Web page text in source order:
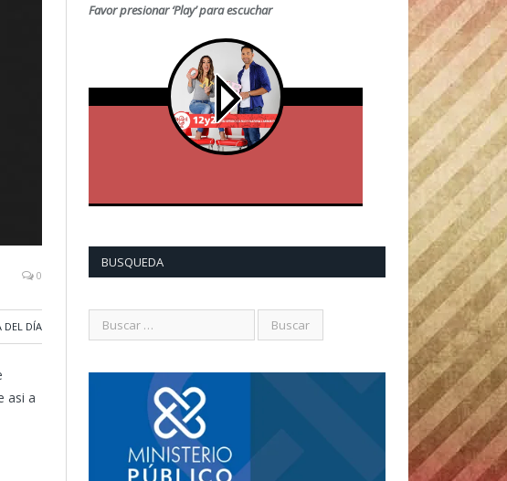
0
DEL DÍA
asi a
Favor presionar ‘Play’ para escuchar
BUSQUEDA